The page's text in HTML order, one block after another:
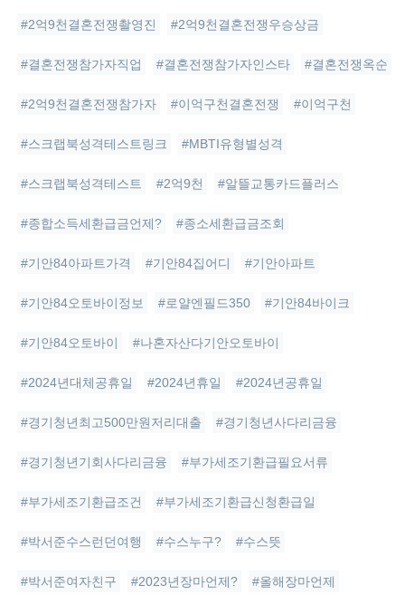
#2억9천결혼전쟁촬영진 #2억9천결혼전쟁우승상금
#결혼전쟁참가자직업 #결혼전쟁참가자인스타 #결혼전쟁옥순
#2억9천결혼전쟁참가자 #이억구천결혼전쟁 #이억구천
#스크랩북성격테스트링크 #MBTI유형별성격
#스크랩북성격테스트 #2억9천 #알뜰교통카드플러스
#종합소득세환급금언제? #종소세환급금조회
#기안84아파트가격 #기안84집어디 #기안아파트
#기안84오토바이정보 #로얄엔필드350 #기안84바이크
#기안84오토바이 #나혼자산다기안오토바이
#2024년대체공휴일 #2024년휴일 #2024년공휴일
#경기청년최고500만원저리대출 #경기청년사다리금융
#경기청년기회사다리금융 #부가세조기환급필요서류
#부가세조기환급조건 #부가세조기환급신청환급일
#박서준수스런던여행 #수스누구? #수스뜻
#박서준여자친구 #2023년장마언제? #올해장마언제